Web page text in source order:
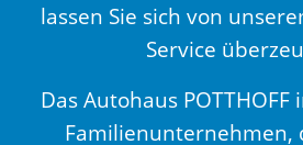
lassen Sie sich von
Service
Das Autohaus
Familienunternehmen,